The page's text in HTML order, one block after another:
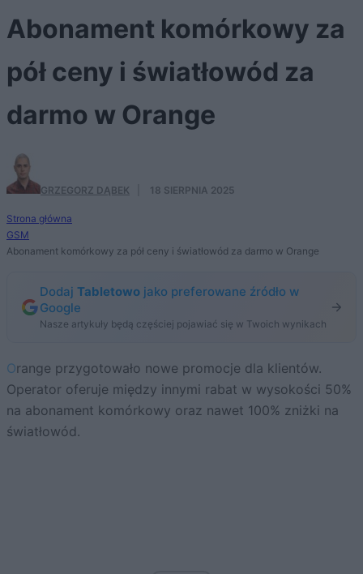
Abonament komórkowy za
pół ceny i światłowód za
darmo w Orange
GRZEGORZ DĄBEK 18 SIERPNIA 2025
Strona główna
GSM
Abonament komórkowy za pół ceny i światłowód za darmo w Orange
Dodaj Tabletowo jako preferowane źródło w
Google
Nasze artykuły będą częściej pojawiać się w Twoich wynikach
Orange przygotowało nowe promocje dla klientów.
Operator oferuje między innymi rabat w wysokości 50%
na abonament komórkowy oraz nawet 100% zniżki na
światłowód.